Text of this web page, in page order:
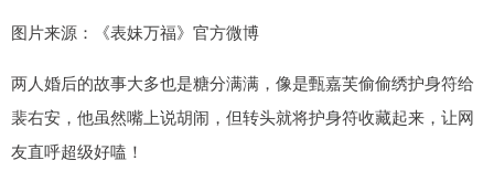
图片来源：《表妹万福》官方微博
两人婚后的故事大多也是糖分满满，像是甄嘉芙偷偷绣护身符给
裴右安，他虽然嘴上说胡闹，但转头就将护身符收藏起来，让网
友直呼超级好嗑！